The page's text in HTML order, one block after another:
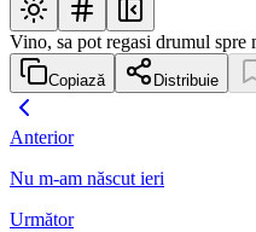
Vino, sa pot regasi drumul spre
Copiază Distribuie
Anterior
Nu m-am născut ieri
Următor